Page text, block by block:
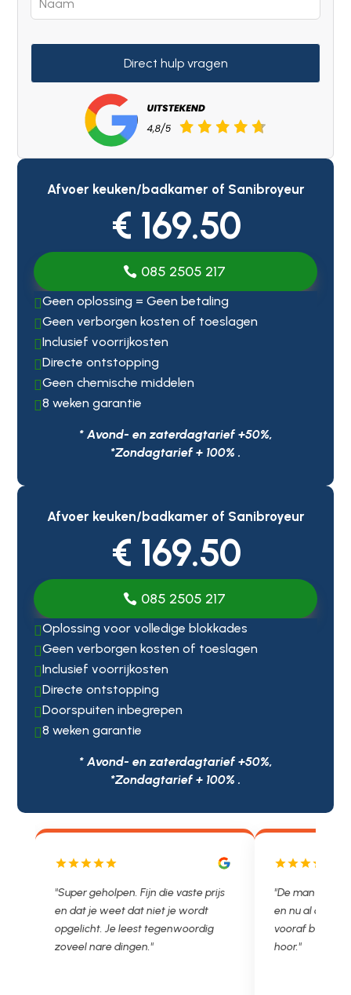
Direct hulp vragen
Afvoer keuken/badkamer of Sanibroyeur
€ 169.50
085 2505 217
Geen oplossing = Geen betaling
Geen verborgen kosten of toeslagen
Inclusief voorrijkosten
Directe ontstopping
Geen chemische middelen
8 weken garantie
* Avond- en zaterdagtarief +50%,
*Zondagtarief + 100% .
Afvoer keuken/badkamer of Sanibroyeur
€ 169.50
085 2505 217
Oplossing voor volledige blokkades
Geen verborgen kosten of toeslagen
Inclusief voorrijkosten
Directe ontstopping
Doorspuiten inbegrepen
8 weken garantie
* Avond- en zaterdagtarief +50%,
*Zondagtarief + 100% .
"De man rijden net weg. 11.00 gebeld
en nu al opgelost voor een vast en
vooraf besproken tarief. Lekker
hoor."
"Wat een fijn
met een
je niet zo goed
Ontstoppen.nl